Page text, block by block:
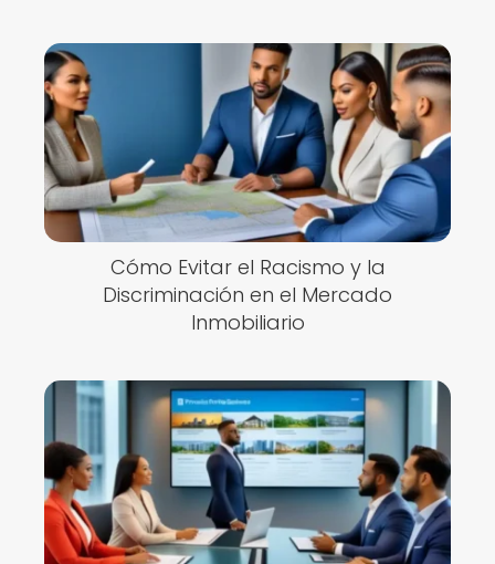
Cómo Evitar el Racismo y la
Discriminación en el Mercado
Inmobiliario